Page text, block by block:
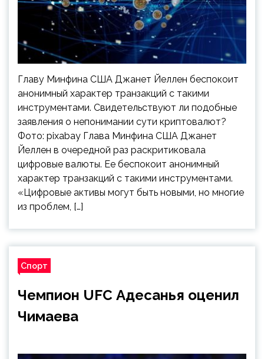
Главу Минфина США Джанет Йеллен беспокоит
анонимный характер транзакций с такими
инструментами. Свидетельствуют ли подобные
заявления о непонимании сути криптовалют?
Фото: pixabay Глава Минфина США Джанет
Йеллен в очередной раз раскритиковала
цифровые валюты. Ее беспокоит анонимный
характер транзакций с такими инструментами.
«Цифровые активы могут быть новыми, но многие
из проблем, […]
Спорт
Чемпион UFC Адесанья оценил
Чимаева